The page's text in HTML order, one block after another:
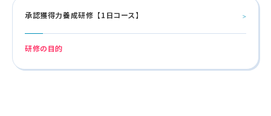
承認獲得力養成研修【1日コース】
研修の目的